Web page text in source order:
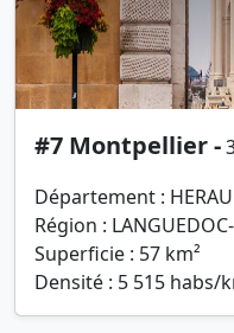
#7 Montpellier -
Département :
Région :
Superficie : 57 km²
Densité : 5 515 habs/